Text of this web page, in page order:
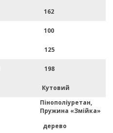
162
100
125
198
Кутовий
Пінополіуретан,
Пружина «Змійка»
дерево